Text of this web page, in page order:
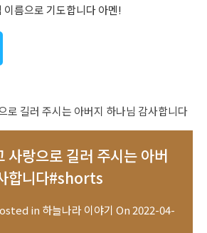
이름으로 기도합니다 아멘!
사랑으로 길러 주시는 아버
합니다#shorts
in 하늘나라 이야기 On2022-04-